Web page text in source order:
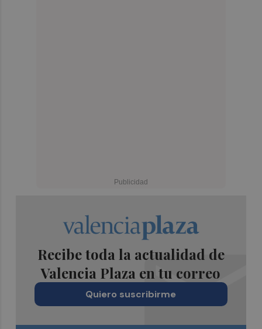
Recibe toda la actualidad de
Valencia Plaza en tu correo
Quiero suscribirme